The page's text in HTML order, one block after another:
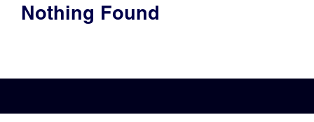
Nothing Found